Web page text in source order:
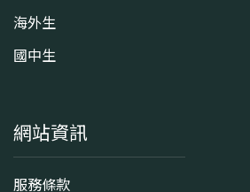
海外生
國中生
網站資訊
服務條款